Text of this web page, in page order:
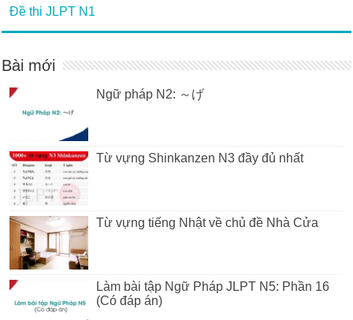
Đề thi JLPT N1
Bài mới
Ngữ pháp N2: ～げ
Từ vựng Shinkanzen N3 đầy đủ nhất
Từ vựng tiếng Nhật về chủ đề Nhà Cửa
Làm bài tập Ngữ Pháp JLPT N5: Phần 16
(Có đáp án)